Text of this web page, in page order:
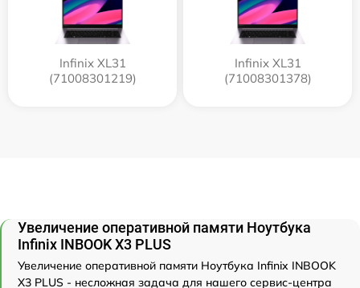
Infinix XL31
(71008301219)
Infinix XL31
(71008301378)
Увеличение оперативной памяти Ноутбука
Infinix INBOOK X3 PLUS
Увеличение оперативной памяти Ноутбука Infinix INBOOK
X3 PLUS - несложная задача для нашего сервис-центра